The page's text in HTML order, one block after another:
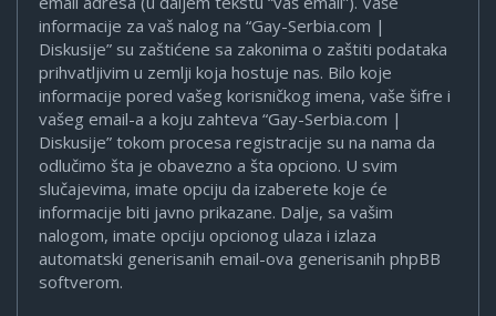
informacije za vaš nalog na “Gay-Serbia.com |
Diskusije” su zaštićene sa zakonima o zaštiti podataka
prihvatljivim u zemlji koja hostuje nas. Bilo koje
informacije pored vašeg korisničkog imena, vaše šifre i
vašeg email-a a koju zahteva “Gay-Serbia.com |
Diskusije” tokom procesa registracije su na nama da
odlučimo šta je obavezno a šta opciono. U svim
slučajevima, imate opciju da izaberete koje će
informacije biti javno prikazane. Dalje, sa vašim
nalogom, imate opciju opcionog ulaza i izlaza
automatski generisanih email-ova generisanih phpBB
softverom.